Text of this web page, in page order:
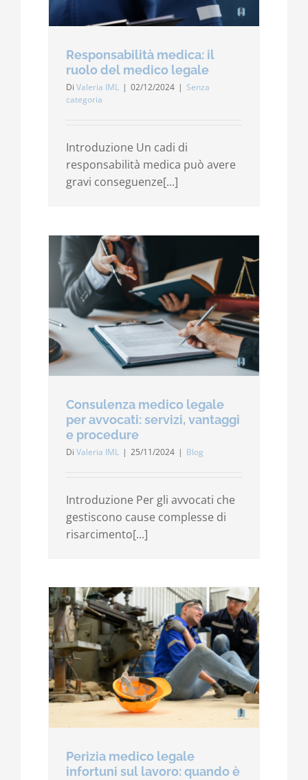
Responsabilità medica: il
ruolo del medico legale
Di Valeria IML | 02/12/2024 | Senza
categoria
Introduzione Un cadi di
responsabilità medica può avere
gravi conseguenze[...]
Consulenza medico legale
per avvocati: servizi, vantaggi
e procedure
Di Valeria IML | 25/11/2024 | Blog
Introduzione Per gli avvocati che
gestiscono cause complesse di
risarcimento[...]
Perizia medico legale
infortuni sul lavoro: quando è